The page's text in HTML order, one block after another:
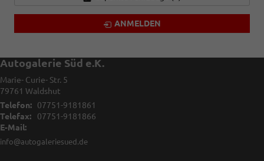
ANMELDEN
Autogalerie Süd e.K.
Marie- Curie- Str. 5
79761 Waldshut
Telefon:
07751-9181861
Telefax:
07751-9181866
E-Mail:
info@autogaleriesued.de